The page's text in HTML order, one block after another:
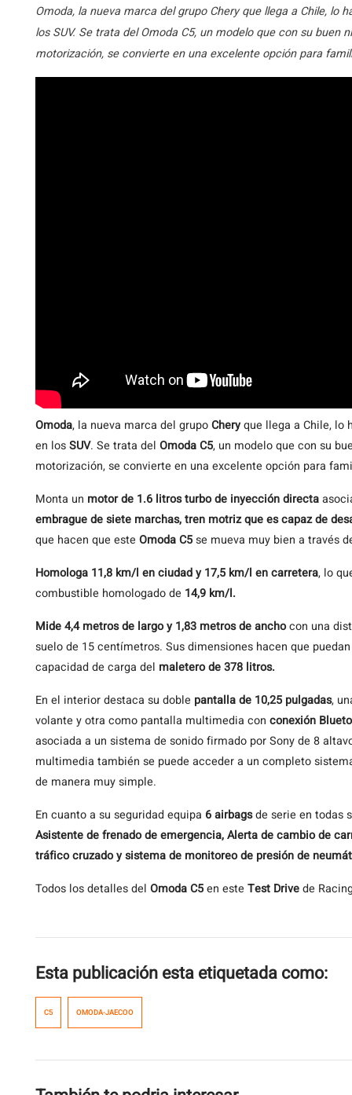
Omoda, la nueva marca del grupo Chery que llega a Chile,
los SUV. Se trata del Omoda C5, un modelo que con su buen
motorización, se convierte en una excelente opción para
Omoda, la nueva marca del grupoCheryque llega a Chile, lo
en losSUV. Se trata del Omoda C5, un modelo que con su
motorización, se convierte en una excelente opción para
Monta un motor de 1.6 litros turbo de inyección directa
embrague de siete marchas, tren motriz que es capaz de
que hacen que este Omoda C5se mueva muy bien a través
Homologa 11,8 km/l en ciudad y 17,5 km/l en carretera, lo
combustible homologado de 14,9 km/l.
Mide 4,4 metros de largo y 1,83 metros de anchocon una
suelo de 15 centímetros. Sus dimensiones hacen que
capacidad de carga del maletero de 378 litros.
En el interior destaca su doble pantalla de 10,25 pulgadas,
volante y otra como pantalla multimedia con conexión
asociada a un sistema de sonido firmado por Sony de 8
multimedia también se puede acceder a un completo
de manera muy simple.
En cuanto a su seguridad equipa 6 airbagsde serie en todas
Asistente de frenado de emergencia, Alerta de cambio de
tráfico cruzado y sistema de monitoreo de presión de
Todos los detalles del Omoda C5en este Test Drivede
Esta publicación esta etiquetada como:
C5 OMODA-JAECOO